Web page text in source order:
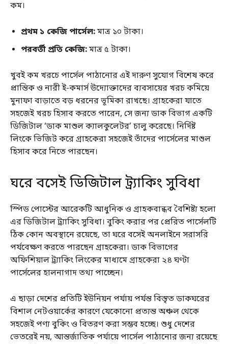
কম।
প্রথম ১ কেজি পার্সেল:মাত্র ১০ টাকা।
পরবর্তী প্রতি কেজি:মাত্র ৫ টাকা।
খুবই কম খরচে পার্সেল পাঠানোর এই দারুণ সুযোগ বিশেষ করে
প্রান্তিক ও নারী ই-কমার্স উদ্যোক্তাদের ব্যবসায়ের খরচ কমিয়ে
মুনাফা বাড়াতে বড় ধরনের ভূমিকা রাখছে। গ্রাহকেরা যাতে
সহজেই খরচ হিসাব করতে পারেন, সে জন্য ডাক বিভাগ একটি
ডিজিটাল ‘ডাক মাশুল ক্যালকুলেটর’ চালু করেছে। নির্দিষ্ট
লিংকে ভিজিট করে গ্রাহকেরা সহজেই তাঁদের পার্সেলের মাশুল
হিসাব করে নিতে পারছেন।
ঘরে বসেই ডিজিটাল ট্র্যাকিং সুবিধা
স্পিড পোস্টের আরেকটি আধুনিক ও গ্রাহকবান্ধব বৈশিষ্ট্য হলো
এর ডিজিটাল ট্র্যাকিং সুবিধা। বুকিং করার পর প্রেরিত পার্সেলটি
ঠিক কোন অবস্থানে রয়েছে, তা ঘরে বসেই অনলাইনে সরাসরি
পর্যবেক্ষণ করতে পারছেন গ্রাহকেরা। ডাক বিভাগের
অফিশিয়াল ট্র্যাকিং লিংকের মাধ্যমে গ্রাহকেরা ২৪ ঘণ্টা
পার্সেলের হালনাগাদ তথ্য পাচ্ছেন।
এ ছাড়া দেশের প্রতিটি ইউনিয়ন পর্যায় পর্যন্ত বিস্তৃত ডাকঘরের
বিশাল নেটওয়ার্কের কারণে যেকোনো প্রত্যন্ত অঞ্চল থেকে
সহজেই পণ্য বুকিং ও বিতরণ করা সম্ভব হচ্ছে। শুধু দেশের
ভেতরেই নয়, আন্তর্জাতিক পর্যায়ে পার্সেল পাঠানোর জন্য রয়েছে